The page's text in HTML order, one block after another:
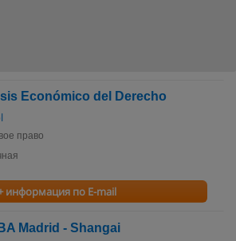
Económico del Derecho
право
информация по E-mail
Madrid - Shangai